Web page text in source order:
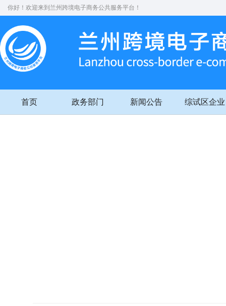
你好！欢迎来到兰州跨境电子商务公共服务平台！
首页 政务部门 新闻公告 综试区企业